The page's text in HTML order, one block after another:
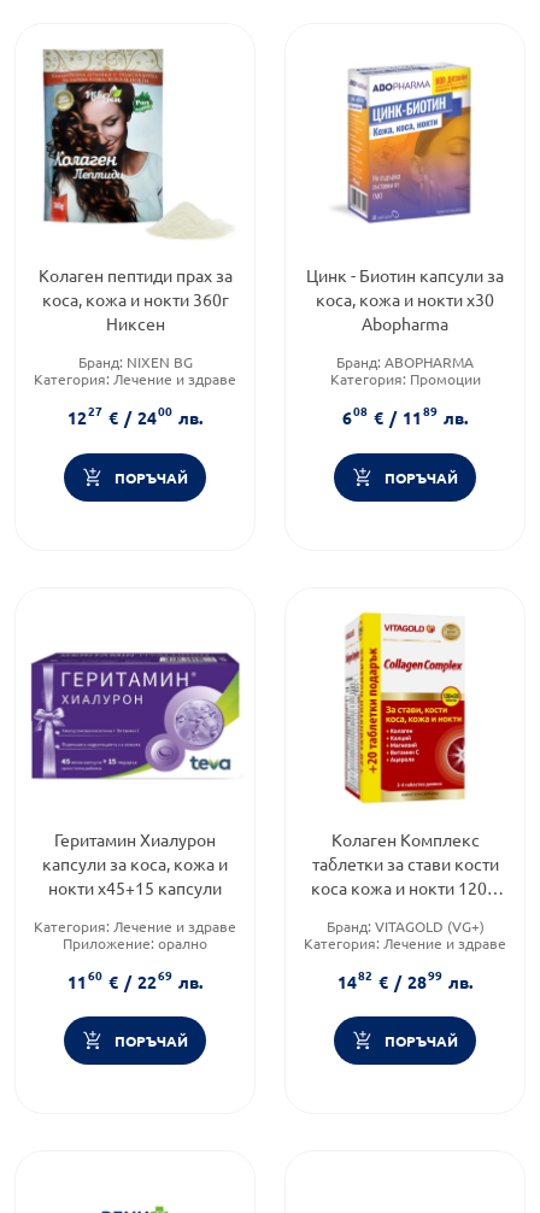
Колаген пептиди прах за
коса, кожа и нокти 360г
Никсен
Бранд: NIXEN BG
Категория: Лечение и здраве
1227 € / 2400 лв.
ПОРЪЧАЙ
Цинк - Биотин капсули за
коса, кожа и нокти х30
Abopharma
Бранд: ABOPHARMA
Категория: Промоции
608 € / 1189 лв.
ПОРЪЧАЙ
Геритамин Хиалурон
капсули за коса, кожа и
нокти х45+15 капсули
Категория: Лечение и здраве
Приложение: орално
1160 € / 2269 лв.
ПОРЪЧАЙ
Колаген Комплекс
таблетки за стави кости
коса кожа и нокти 120 +
Бранд: VITAGOLD (VG+)
Категория: Лечение и здраве
1482 € / 2899 лв.
ПОРЪЧАЙ